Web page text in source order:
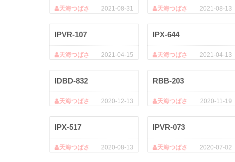
2021-08-31
天海つばさ 2021-08-13
天海つばさ
IPVR-107
2021-04-15
天海つばさ
IPX-644
2021-04-13
天海つばさ
IDBD-832
2020-12-13
天海つばさ
RBB-203
2020-11-19
天海つばさ
IPX-517
2020-08-13
天海つばさ
IPVR-073
2020-07-02
天海つばさ